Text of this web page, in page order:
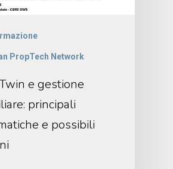
PropTech Network
e gestione
principali
e possibili